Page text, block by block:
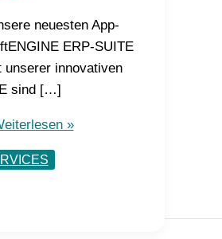
neuesten App-
ERP-SUITE
unserer innovativen
sind […]
»